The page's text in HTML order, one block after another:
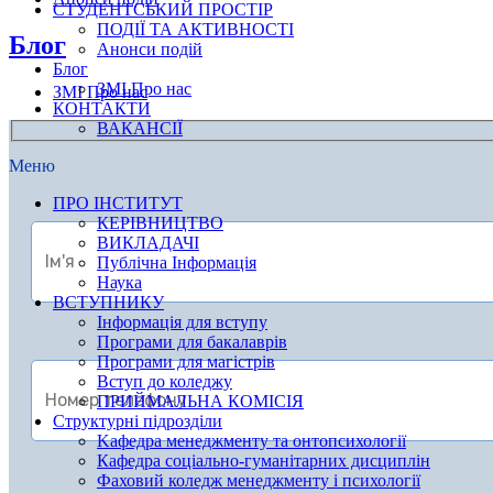
СТУДЕНТСЬКИЙ ПРОСТІР
ПОДІЇ ТА АКТИВНОСТІ
Анонси подій
Блог
ЗМІ Про нас
КОНТАКТИ
ВАКАНСІЇ
Меню
ПРО ІНСТИТУТ
КЕРІВНИЦТВО
ВИКЛАДАЧІ
Публічна Інформація
Наука
ВСТУПНИКУ
Інформація для вступу
Програми для бакалаврів
Програми для магістрів
Вступ до коледжу
ПРИЙМАЛЬНА КОМІСІЯ
Структурні підрозділи
Kафедра менеджменту та онтопсихології
Кафедра соціально-гуманітарних дисциплін
Фаховий коледж менеджменту і психології
Блог
ЗМІ Про нас